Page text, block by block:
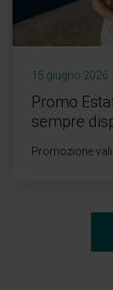
15 giugno 2026
Promo
sempre
Promozione